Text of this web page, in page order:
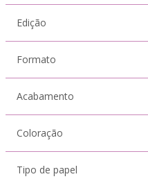
Edição
Formato
Acabamento
Coloração
Tipo de papel